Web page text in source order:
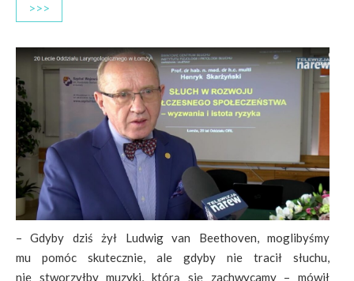
>>>
– Gdyby dziś żył Ludwig van Beethoven, moglibyśmy
mu pomóc skutecznie, ale gdyby nie tracił słuchu,
nie stworzyłby muzyki, którą się zachwycamy – mówił